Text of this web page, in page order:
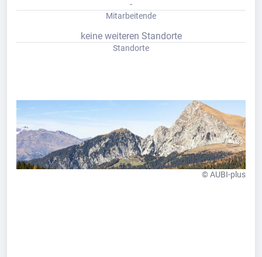
-
Mitarbeitende
keine weiteren Standorte
Standorte
© AUBI-plus